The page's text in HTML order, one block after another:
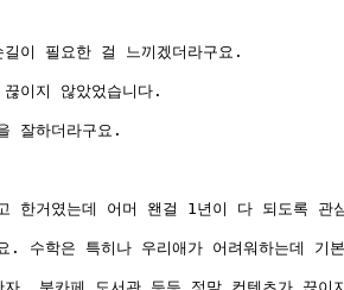
이 필요한 걸 느끼겠더라구요.
이지 않았었습니다.
잘하더라구요.
한거였는데 어머 왠걸 1년이 다 되도록
수학은 특히나 우리애가 어려워하는데 기